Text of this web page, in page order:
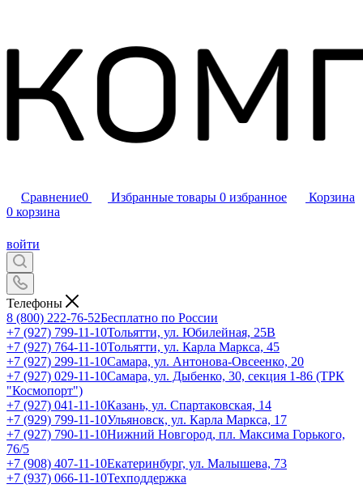
Сравнение0 Избранные товары 0 избранное
Корзина
0 корзина
войти
Телефоны
8 (800) 222-76-52Бесплатно по России
+7 (927) 799-11-10Тольятти, ул. Юбилейная, 25В
+7 (927) 764-11-10Тольятти, ул. Карла Маркса, 45
+7 (927) 299-11-10Самара, ул. Антонова-Овсеенко, 20
+7 (927) 029-11-10Самара, ул. Дыбенко, 30, секция 1-86 (ТРК
"Космопорт")
+7 (927) 041-11-10Казань, ул. Спартаковская, 14
+7 (929) 799-11-10Ульяновск, ул. Карла Маркса, 17
+7 (927) 790-11-10Нижний Новгород, пл. Максима Горького,
76/5
+7 (908) 407-11-10Екатеринбург, ул. Малышева, 73
+7 (937) 066-11-10Техподдержка